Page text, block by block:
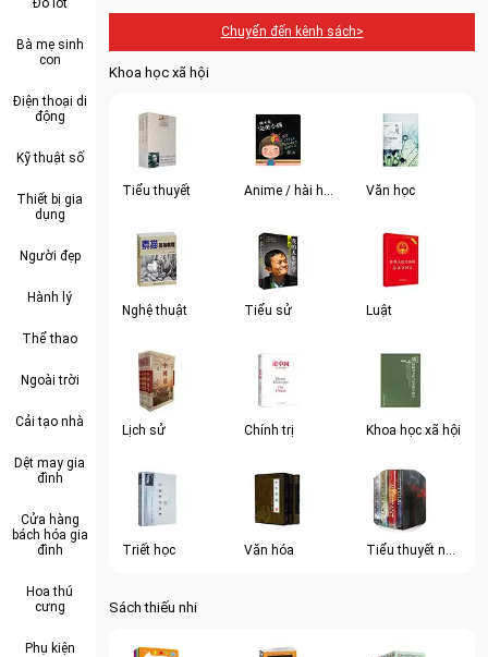
Đồ lót
Bà mẹ sinh
con
Điện thoại di
động
Kỹ thuật số
Thiết bị gia
dụng
Người đẹp
Hành lý
Thể thao
Ngoài trời
Cải tạo nhà
Dệt may gia
đình
Cửa hàng
bách hóa gia
đình
Hoa thú
cưng
Phụ kiện
Chuyển đến kênh sách>
Khoa học xã hội
Tiểu thuyết Anime / hài hước Văn học
Nghệ thuật Tiểu sử Luật
Lịch sử Chính trị Khoa học xã hội
Triết học Văn hóa Tiểu thuyết nhập khẩu
Sách thiếu nhi